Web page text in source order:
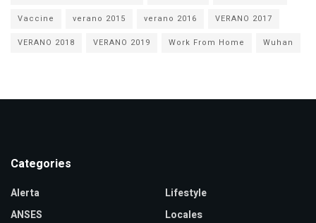
Vaccine
verano 2015 verano 2016
VERANO 2017
VERANO 2018
VERANO 2019 Work From Home Wuhan
Categories
Alerta
ANSES
Lifestyle
Locales